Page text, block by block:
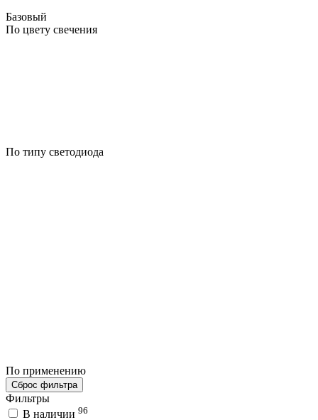
Базовый
По цвету свечения
По типу светодиода
По применению
Сброс фильтра
Фильтры
В наличии 96